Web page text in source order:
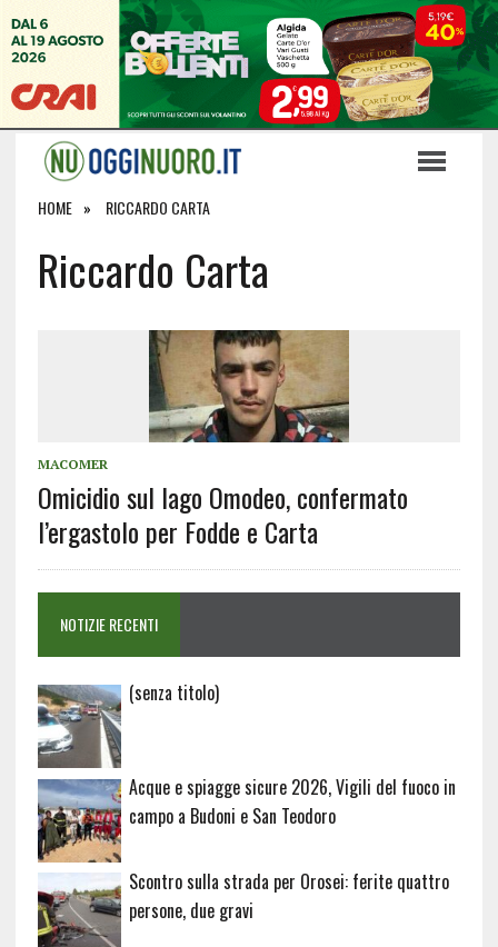
HOME RICCARDO CARTA
Riccardo Carta
MACOMER
Omicidio sul lago Omodeo, confermato
l’ergastolo per Fodde e Carta
NOTIZIE RECENTI
(senza titolo)Articolo
Acque e spiagge sicure 2026, Vigili del fuoco in
campo a Budoni e San Teodoro
Scontro sulla strada per Orosei: ferite quattro
persone, due gravi